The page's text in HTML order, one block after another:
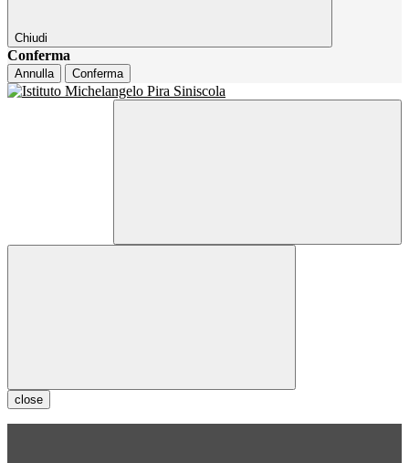
Chiudi
Conferma
Annulla Conferma
close